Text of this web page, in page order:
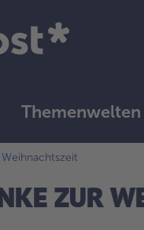
Themenwelten
ZUR